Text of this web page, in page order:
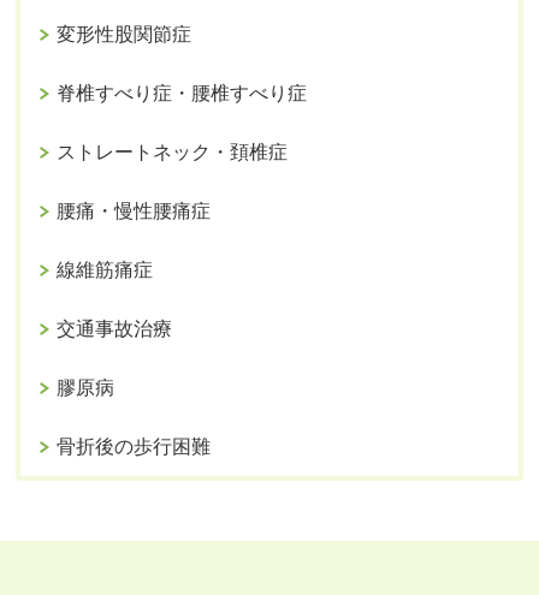
変形性股関節症
脊椎すべり症・腰椎すべり症
ストレートネック・頚椎症
腰痛・慢性腰痛症
線維筋痛症
交通事故治療
膠原病
骨折後の歩行困難